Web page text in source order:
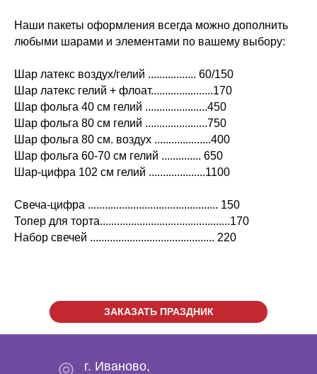
Наши пакеты оформления всегда можно дополнить
любыми шарами и элементами по вашему выбору:
Шар латекс воздух/гелий ................. 60/150
Шар латекс гелий + флоат......................170
Шар фольга 40 см гелий ......................450
Шар фольга 80 см гелий ......................750
Шар фольга 80 см. воздух ....................400
Шар фольга 60-70 см гелий .............. 650
Шар-цифра 102 см гелий ....................1100
Свеча-цифра .............................................. 150
Топер для торта..............................................170
Набор свечей ............................................ 220
ЗАКАЗАТЬ ПРАЗДНИК
г. Иваново,